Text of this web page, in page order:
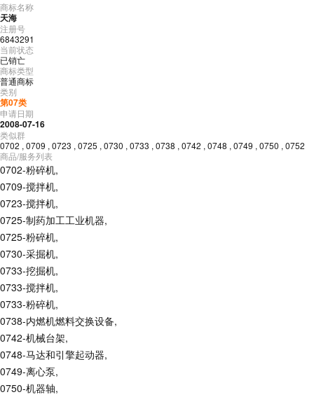
商标名称
天海
注册号
6843291
当前状态
已销亡
商标类型
普通商标
类别
第07类
申请日期
2008-07-16
类似群
0702 , 0709 , 0723 , 0725 , 0730 , 0733 , 0738 , 0742 , 0748 , 0749 , 0750 , 0752
商品/服务列表
0702-粉碎机,
0709-搅拌机,
0723-搅拌机,
0725-制药加工工业机器,
0725-粉碎机,
0730-采掘机,
0733-挖掘机,
0733-搅拌机,
0733-粉碎机,
0738-内燃机燃料交换设备,
0742-机械台架,
0748-马达和引擎起动器,
0749-离心泵,
0750-机器轴,